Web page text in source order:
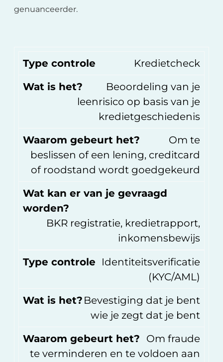
genuanceerder.
Type controle
Kredietcheck
Wat is het?
Beoordeling van je
leenrisico op basis van je
kredietgeschiedenis
Waarom gebeurt het?
Om te
beslissen of een lening, creditcard
of roodstand wordt goedgekeurd
Wat kan er van je gevraagd
worden?
BKR registratie, kredietrapport,
inkomensbewijs
Type controle
Identiteitsverificatie
(KYC/AML)
Wat is het? Bevestiging dat je bent
wie je zegt dat je bent
Waarom gebeurt het?
Om fraude
te verminderen en te voldoen aan